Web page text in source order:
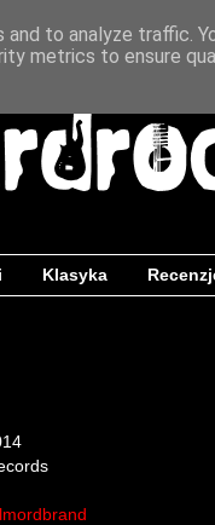
Klasyka
to analyze traffic.
metrics to ensure